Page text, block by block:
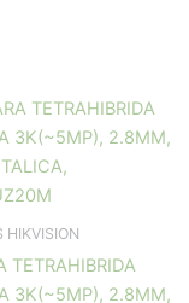
HIKVISION
TETRAHIBRIDA
3K(~5MP), 2.8MM,